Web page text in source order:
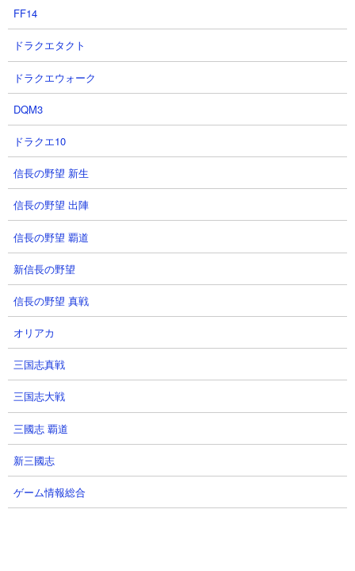
６．ザクザクッキー山脈 ソラクティスやドロンを
使った無課金編成攻略
【出撃メンバー】
【攻略概要】
「オモルン」さんの攻略動画です。ノーアイテム＆ノーにゃんコ
ンボ。編成はゴム2種、ゼリーまんじゅう、バブル、ドロン、イデ
ィ、ソラクティス、ノーヴァ、ニャトーン、ムートの無課金編成
で挑んでいます。序盤はバブルやゼリーまんじゅうを使ってじっ
くり資金を溜めてから敵城へ進軍。敵の本体を呼び出したあとは
ある程度自城に引き付けてからニャトーンとノーヴァとムートを
投入。さらにエンジェルースにかみなり砲を当て停止した隙を狙
ってソラクティス投入。そこから総攻撃で迎え撃って撃退してい
ます。
FF14
ドラクエタクト
ドラクエウォーク
DQM3
ドラクエ10
信長の野望 新生
信長の野望 出陣
信長の野望 覇道
新信長の野望
信長の野望 真戦
オリアカ
三国志真戦
三国志大戦
三國志 覇道
新三國志
ゲーム情報総合